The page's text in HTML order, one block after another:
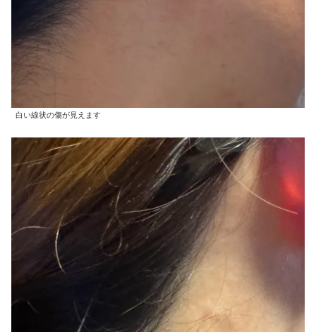
白い線状の傷が見えます